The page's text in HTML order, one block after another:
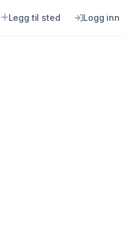
Legg til sted Logg inn